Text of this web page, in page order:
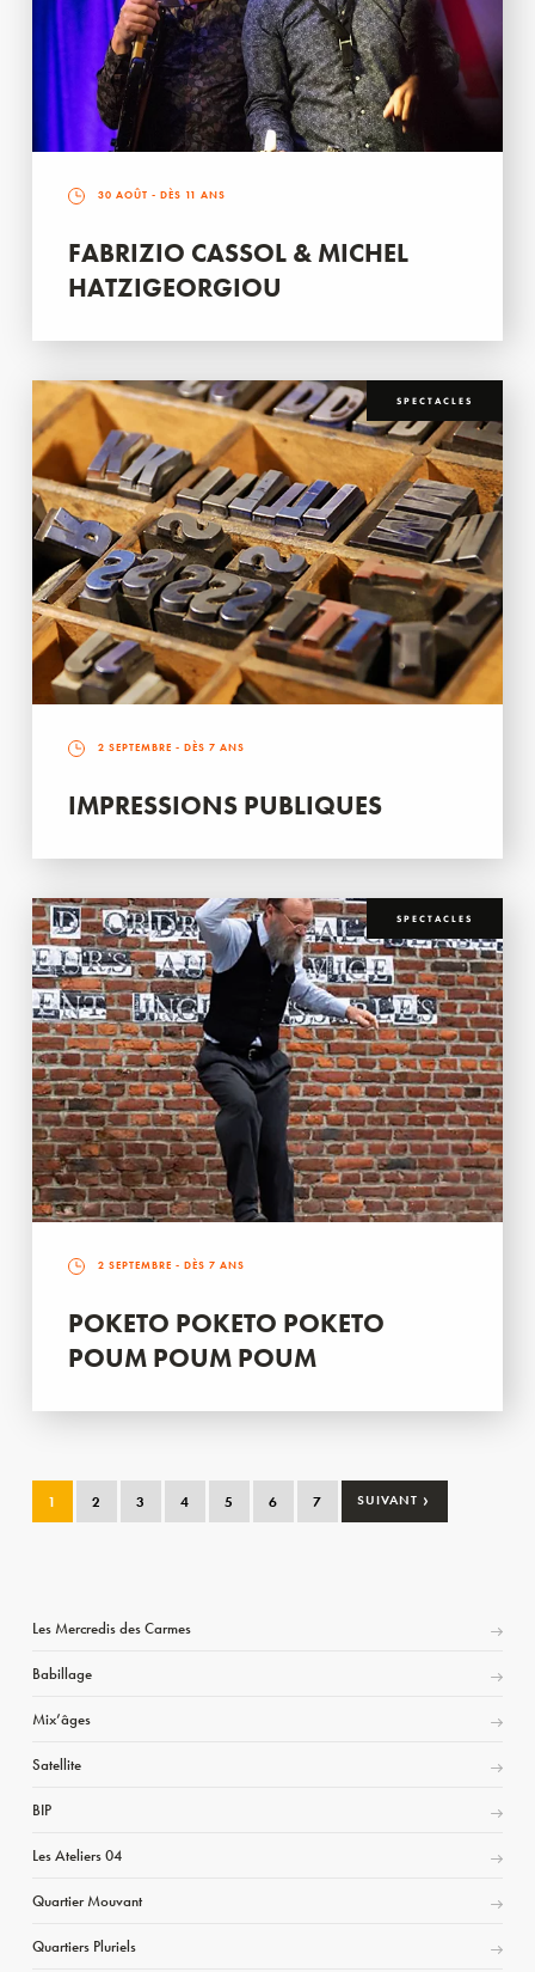
30 AOÛT - DÈS 11 ANS
FABRIZIO CASSOL & MICHEL
HATZIGEORGIOU
SPECTACLES
2 SEPTEMBRE - DÈS 7 ANS
IMPRESSIONS PUBLIQUES
SPECTACLES
2 SEPTEMBRE - DÈS 7 ANS
POKETO POKETO POKETO
POUM POUM POUM
1 2 3 4 5 6 7 SUIVANT ›
Les Mercredis des Carmes
Babillage
Mix’âges
Satellite
BIP
Les Ateliers 04
Quartier Mouvant
Quartiers Pluriels